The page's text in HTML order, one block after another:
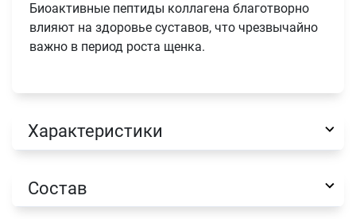
Биоактивные пептиды коллагена благотворно
влияют на здоровье суставов, что чрезвычайно
важно в период роста щенка.
Характеристики
Состав
Продолжить покупки
E-mail